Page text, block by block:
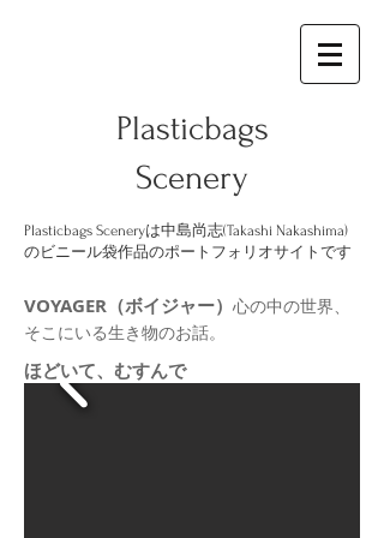
Plasticbags
Scenery
Plasticbags Sceneryは中島尚志(Takashi Nakashima)
のビニール袋作品のポートフォリオサイトです
VOYAGER（ボイジャー） 心の中の世界、
そこにいる生き物のお話。
ほどいて、むすんで